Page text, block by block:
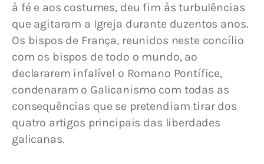
à fé e aos costumes, deu fim às turbulências
que agitaram a Igreja durante duzentos anos.
Os bispos de França, reunidos neste concílio
com os bispos de todo o mundo, ao
declararem infalível o Romano Pontífice,
condenaram o Galicanismo com todas as
consequências que se pretendiam tirar dos
quatro artigos principais das liberdades
galicanas.